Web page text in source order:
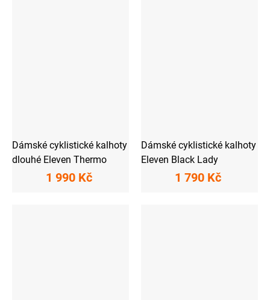
Dámské cyklistické kalhoty
dlouhé Eleven Thermo
1 990 Kč
Dámské cyklistické kalhoty
Eleven Black Lady
1 790 Kč